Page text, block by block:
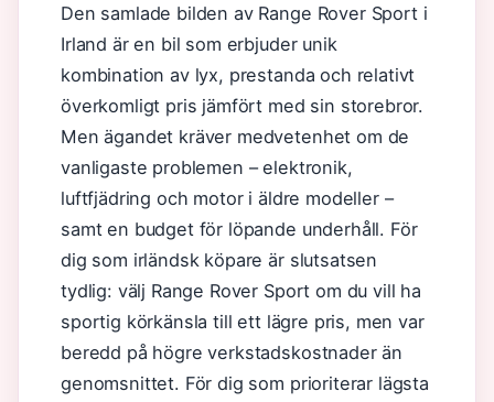
Den samlade bilden av Range Rover Sport i
Irland är en bil som erbjuder unik
kombination av lyx, prestanda och relativt
överkomligt pris jämfört med sin storebror.
Men ägandet kräver medvetenhet om de
vanligaste problemen – elektronik,
luftfjädring och motor i äldre modeller –
samt en budget för löpande underhåll. För
dig som irländsk köpare är slutsatsen
tydlig: välj Range Rover Sport om du vill ha
sportig körkänsla till ett lägre pris, men var
beredd på högre verkstadskostnader än
genomsnittet. För dig som prioriterar lägsta